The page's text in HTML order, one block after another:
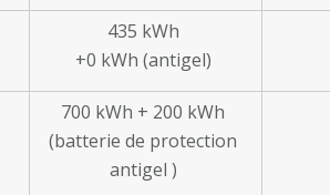
435 kWh
+0 kWh (antigel)
700 kWh + 200 kWh
(batterie de protection
antigel )